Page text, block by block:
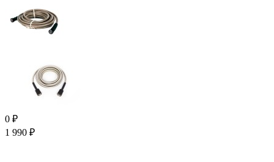
0 ₽
1 990 ₽